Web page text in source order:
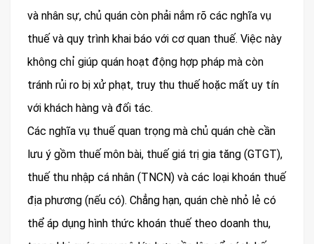
và nhân sự, chủ quán còn phải nắm rõ các nghĩa vụ
thuế và quy trình khai báo với cơ quan thuế. Việc này
không chỉ giúp quán hoạt động hợp pháp mà còn
tránh rủi ro bị xử phạt, truy thu thuế hoặc mất uy tín
với khách hàng và đối tác.
Các nghĩa vụ thuế quan trọng mà chủ quán chè cần
lưu ý gồm thuế môn bài, thuế giá trị gia tăng (GTGT),
thuế thu nhập cá nhân (TNCN) và các loại khoán thuế
địa phương (nếu có). Chẳng hạn, quán chè nhỏ lẻ có
thể áp dụng hình thức khoán thuế theo doanh thu,